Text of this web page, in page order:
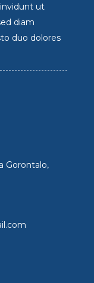
ut
diam
duo dolores
Gorontalo,